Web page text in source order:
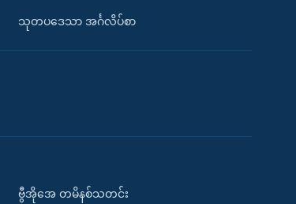
သုတပဒေသာ အင်္ဂလိပ်စာ
ဗွီအိုအေ တမိနစ်သတင်း